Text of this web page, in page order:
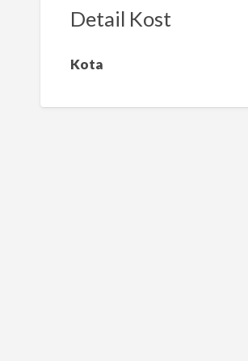
a
m
Detail Kost
Kota